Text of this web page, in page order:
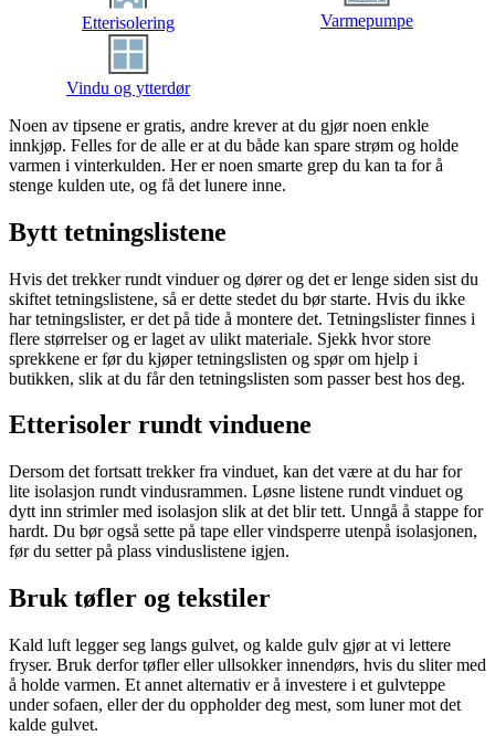
Etterisolering Varmepumpe
Vindu og ytterdør
Noen av tipsene er gratis, andre krever at du gjør noen enkle
innkjøp. Felles for de alle er at du både kan spare strøm og holde
varmen i vinterkulden. Her er noen smarte grep du kan ta for å
stenge kulden ute, og få det lunere inne.
Bytt tetningslistene
Hvis det trekker rundt vinduer og dører og det er lenge siden sist du
skiftet tetningslistene, så er dette stedet du bør starte. Hvis du ikke
har tetningslister, er det på tide å montere det. Tetningslister finnes i
flere størrelser og er laget av ulikt materiale. Sjekk hvor store
sprekkene er før du kjøper tetningslisten og spør om hjelp i
butikken, slik at du får den tetningslisten som passer best hos deg.
Etterisoler rundt vinduene
Dersom det fortsatt trekker fra vinduet, kan det være at du har for
lite isolasjon rundt vindusrammen. Løsne listene rundt vinduet og
dytt inn strimler med isolasjon slik at det blir tett. Unngå å stappe for
hardt. Du bør også sette på tape eller vindsperre utenpå isolasjonen,
før du setter på plass vinduslistene igjen.
Bruk tøfler og tekstiler
Kald luft legger seg langs gulvet, og kalde gulv gjør at vi lettere
fryser. Bruk derfor tøfler eller ullsokker innendørs, hvis du sliter med
å holde varmen. Et annet alternativ er å investere i et gulvteppe
under sofaen, eller der du oppholder deg mest, som luner mot det
kalde gulvet.